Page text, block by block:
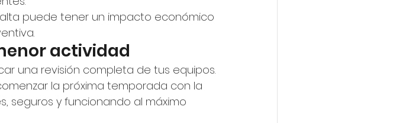
puede tener un impacto económico
actividad
una revisión completa de tus equipos.
la próxima temporada con la
seguros y funcionando al máximo